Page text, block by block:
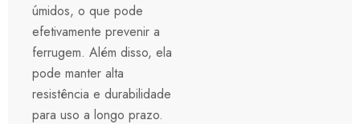
úmidos, o que pode
efetivamente prevenir a
ferrugem. Além disso, ela
pode manter alta
resistência e durabilidade
para uso a longo prazo.